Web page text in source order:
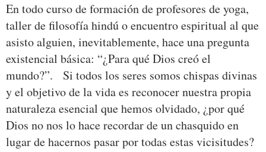
En todo curso de formación de profesores de yoga,
taller de filosofía hindú o encuentro espiritual al que
asisto alguien, inevitablemente, hace una pregunta
existencial básica: “¿Para qué Dios creó el
mundo?”. Si todos los seres somos chispas divinas
y el objetivo de la vida es reconocer nuestra propia
naturaleza esencial que hemos olvidado, ¿por qué
Dios no nos lo hace recordar de un chasquido en
lugar de hacernos pasar por todas estas vicisitudes?